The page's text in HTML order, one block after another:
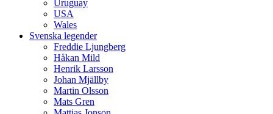
Uruguay
USA
Wales
Svenska legender
Freddie Ljungberg
Håkan Mild
Henrik Larsson
Johan Mjällby
Martin Olsson
Mats Gren